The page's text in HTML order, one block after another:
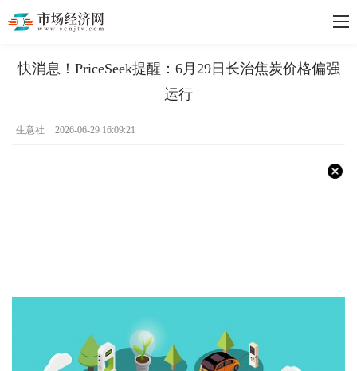
快消息！PriceSeek提醒：6月29日长治焦炭价格偏强
运行
生意社 2026-06-29 16:09:21